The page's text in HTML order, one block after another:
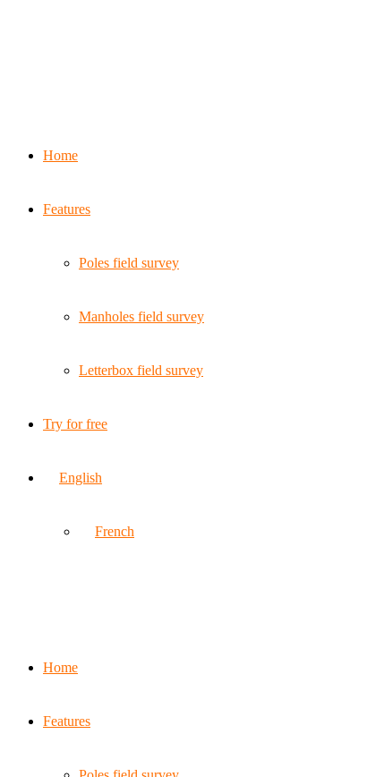
Home
Features
Poles field survey
Manholes field survey
Letterbox field survey
Try for free
English
French
Home
Features